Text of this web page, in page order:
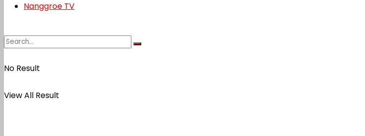
Nanggroe TV
No Result
View All Result